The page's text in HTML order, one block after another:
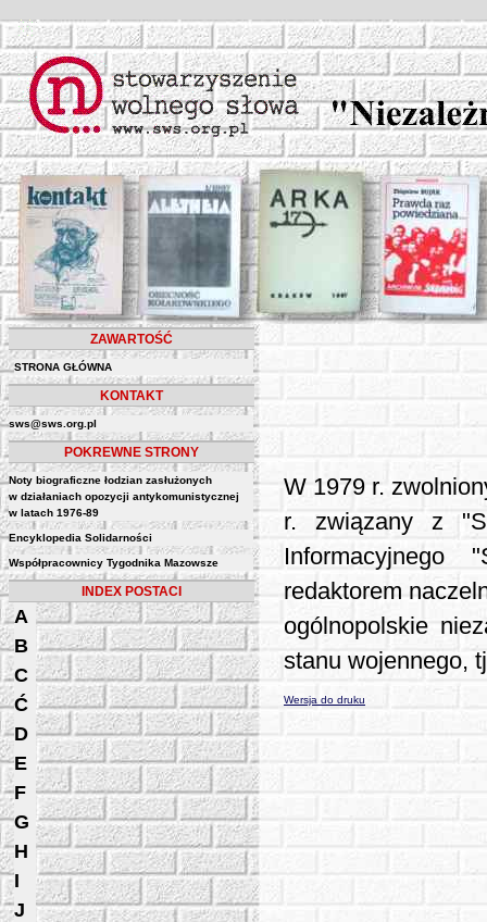
ZAWARTOŚĆ
STRONA GŁÓWNA
KONTAKT
sws@sws.org.pl
POKREWNE STRONY
Noty biograficzne łodzian zasłużonych
w działaniach opozycji antykomunistycznej
w latach 1976-89
Encyklopedia Solidarności
Współpracownicy Tygodnika Mazowsze
INDEX POSTACI
A
B
C
Ć
D
E
F
G
H
I
J
W 1979 r.
r. związany z
Informacyjnego
redaktorem
ogólnopolskie
stanu wojennego,
Wersja do druku